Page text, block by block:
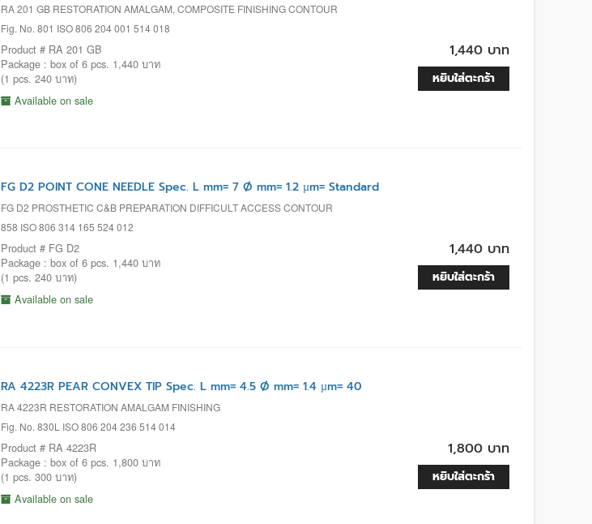
RA 201 GB RESTORATION AMALGAM, COMPOSITE FINISHING CONTOUR
Fig. No. 801 ISO 806 204 001 514 018
Product # RA 201 GB
Package : box of 6 pcs. 1,440 บาท
(1 pcs. 240 บาท)
Available on sale
1,440 บาท
หยิบใส่ตะกร้า
FG D2 POINT CONE NEEDLE Spec. L mm= 7 Ø mm= 1.2 µm= Standard
FG D2 PROSTHETIC C&B PREPARATION DIFFICULT ACCESS CONTOUR
858 ISO 806 314 165 524 012
Product # FG D2
Package : box of 6 pcs. 1,440 บาท
(1 pcs. 240 บาท)
Available on sale
1,440 บาท
หยิบใส่ตะกร้า
RA 4223R PEAR CONVEX TIP Spec. L mm= 4.5 Ø mm= 1.4 µm= 40
RA 4223R RESTORATION AMALGAM FINISHING
Fig. No. 830L ISO 806 204 236 514 014
Product # RA 4223R
Package : box of 6 pcs. 1,800 บาท
(1 pcs. 300 บาท)
Available on sale
1,800 บาท
หยิบใส่ตะกร้า